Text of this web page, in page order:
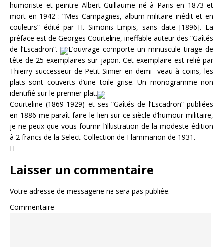
humoriste et peintre Albert Guillaume né à Paris en 1873 et
mort en 1942 : “Mes Campagnes, album militaire inédit et en
couleurs” édité par H. Simonis Empis, sans date [1896]. La
préface est de Georges Courteline, ineffable auteur des “Gaîtés
de l’Escadron”.
L’ouvrage comporte un minuscule tirage de
tête de 25 exemplaires sur japon. Cet exemplaire est relié par
Thierry successeur de Petit-Simier en demi- veau à coins, les
plats sont couverts d’une toile grise. Un monogramme non
identifié sur le premier plat.
Courteline (1869-1929) et ses “Gaîtés de l’Escadron” publiées
en 1886 me paraît faire le lien sur ce siècle d’humour militaire,
je ne peux que vous fournir l’illustration de la modeste édition
à 2 francs de la Select-Collection de Flammarion de 1931.
H
Laisser un commentaire
Votre adresse de messagerie ne sera pas publiée.
Commentaire